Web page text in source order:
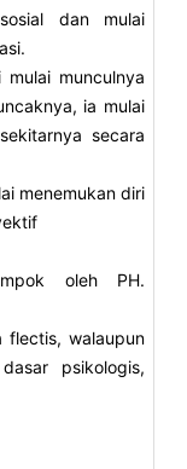
dan mulai
munculnya
ia mulai
secara
menemukan diri
oleh PH.
flectis, walaupun
psikologis,